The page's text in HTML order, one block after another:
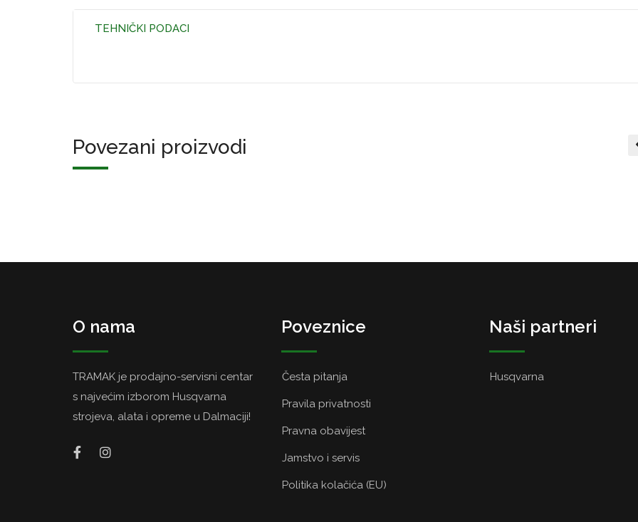
TEHNIČKI PODACI
Povezani proizvodi
O nama
TRAMAK je prodajno-servisni centar
s najvećim izborom Husqvarna
strojeva, alata i opreme u Dalmaciji!
Poveznice
Česta pitanja
Pravila privatnosti
Pravna obavijest
Jamstvo i servis
Politika kolačića (EU)
Naši partneri
Husqvarna